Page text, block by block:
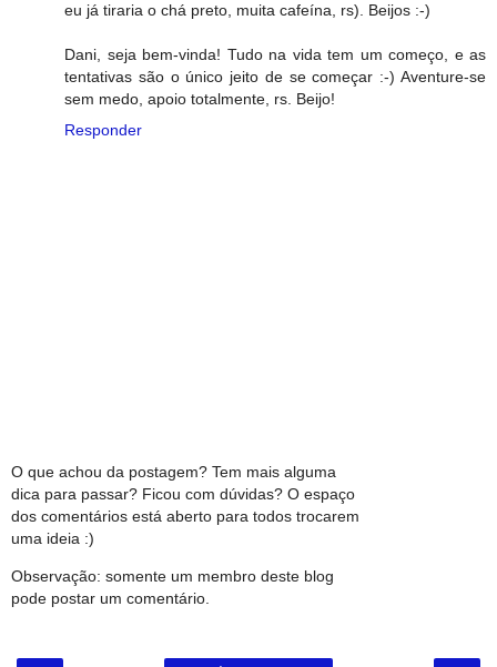
eu já tiraria o chá preto, muita cafeína, rs). Beijos :-)
Dani, seja bem-vinda! Tudo na vida tem um começo, e as
tentativas são o único jeito de se começar :-) Aventure-se
sem medo, apoio totalmente, rs. Beijo!
Responder
O que achou da postagem? Tem mais alguma
dica para passar? Ficou com dúvidas? O espaço
dos comentários está aberto para todos trocarem
uma ideia :)
Observação: somente um membro deste blog
pode postar um comentário.